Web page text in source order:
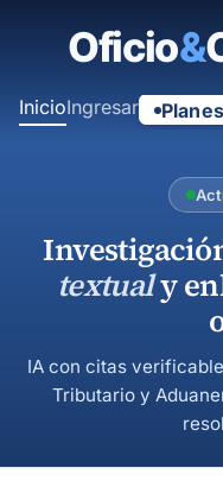
principal
InicioIngresar Planes
textualy
IA con citas
Tributario y